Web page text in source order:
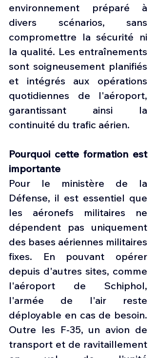
environnement préparé à
divers scénarios, sans
compromettre la sécurité ni
la qualité. Les entraînements
sont soigneusement planifiés
et intégrés aux opérations
quotidiennes de l'aéroport,
garantissant ainsi la
continuité du trafic aérien.
Pourquoi cette formation est
importante
Pour le ministère de la
Défense, il est essentiel que
les aéronefs militaires ne
dépendent pas uniquement
des bases aériennes militaires
fixes. En pouvant opérer
depuis d'autres sites, comme
l'aéroport de Schiphol,
l'armée de l'air reste
déployable en cas de besoin.
Outre les F-35, un avion de
transport et de ravitaillement